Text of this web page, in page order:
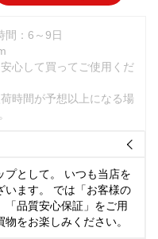
間：6～9日
心して買ってご使用くだ
時間が予想以上になる場

プとして。 いつも当店を
います。 では「お客様の
品質安心保証」をご用
をお楽しみください。